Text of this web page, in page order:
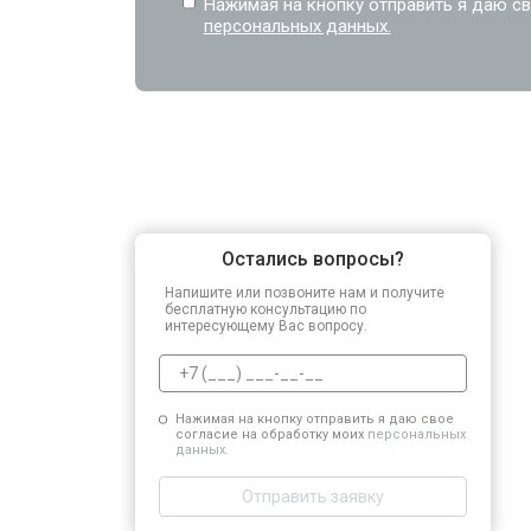
Нажимая на кнопку отправить я даю
персональных данных.
Остались вопросы?
Напишите или позвоните нам и получите
бесплатную консультацию по
интересующему Вас вопросу.
Нажимая на кнопку отправить я даю свое
согласие на обработку моих персональных
данных.
Отправить заявку